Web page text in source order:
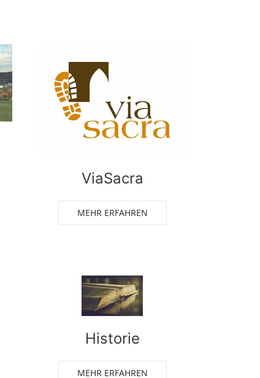
ViaSacra
MEHR ERFAHREN
Historie
MEHR ERFAHREN